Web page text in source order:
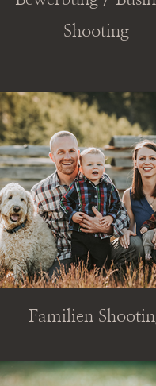
Shooting
Familien